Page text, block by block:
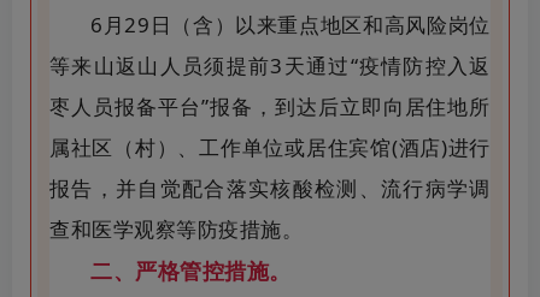
6月29日（含）以来重点地区和高风险岗位
等来山返山人员须提前3天通过“疫情防控入返
枣人员报备平台”报备，到达后立即向居住地所
属社区（村）、工作单位或居住宾馆(酒店)进行
报告，并自觉配合落实核酸检测、流行病学调
查和医学观察等防疫措施。
二、严格管控措施。